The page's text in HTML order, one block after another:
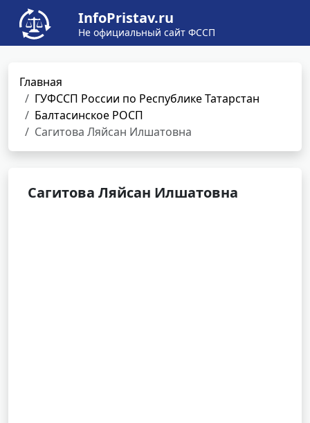
InfoPristav.ru
Не официальный сайт ФССП
Главная
ГУФССП России по Республике Татарстан
Балтасинское РОСП
Сагитова Ляйсан Илшатовна
Сагитова Ляйсан Илшатовна